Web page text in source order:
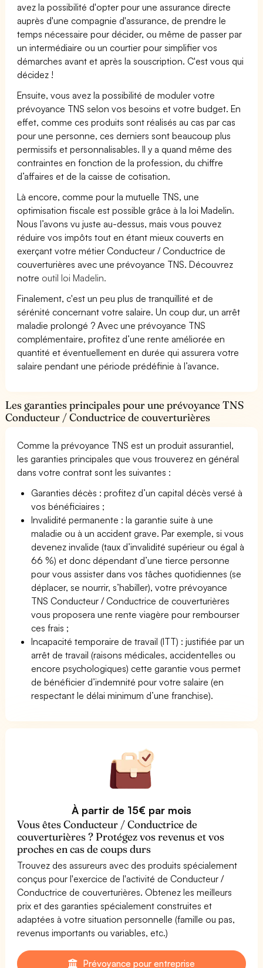
avez la possibilité d'opter pour une assurance directe
auprès d'une compagnie d'assurance, de prendre le
temps nécessaire pour décider, ou même de passer par
un intermédiaire ou un courtier pour simplifier vos
démarches avant et après la souscription. C'est vous qui
décidez !
Ensuite, vous avez la possibilité de moduler votre
prévoyance TNS selon vos besoins et votre budget. En
effet, comme ces produits sont réalisés au cas par cas
pour une personne, ces derniers sont beaucoup plus
permissifs et personnalisables. Il y a quand même des
contraintes en fonction de la profession, du chiffre
d’affaires et de la caisse de cotisation.
Là encore, comme pour la mutuelle TNS, une
optimisation fiscale est possible grâce à la loi Madelin.
Nous l’avons vu juste au-dessus, mais vous pouvez
réduire vos impôts tout en étant mieux couverts en
exerçant votre métier Conducteur / Conductrice de
couverturières avec une prévoyance TNS. Découvrez
notre outil loi Madelin.
Finalement, c'est un peu plus de tranquillité et de
sérénité concernant votre salaire. Un coup dur, un arrêt
maladie prolongé ? Avec une prévoyance TNS
complémentaire, profitez d’une rente améliorée en
quantité et éventuellement en durée qui assurera votre
salaire pendant une période prédéfinie à l’avance.
Les garanties principales pour une prévoyance TNS
Conducteur / Conductrice de couverturières
Comme la prévoyance TNS est un produit assurantiel,
les garanties principales que vous trouverez en général
dans votre contrat sont les suivantes :
Garanties décès : profitez d’un capital décès versé à
vos bénéficiaires ;
Invalidité permanente : la garantie suite à une
maladie ou à un accident grave. Par exemple, si vous
devenez invalide (taux d’invalidité supérieur ou égal à
66 %) et donc dépendant d’une tierce personne
pour vous assister dans vos tâches quotidiennes (se
déplacer, se nourrir, s’habiller), votre prévoyance
TNS Conducteur / Conductrice de couverturières
vous proposera une rente viagère pour rembourser
ces frais ;
Incapacité temporaire de travail (ITT) : justifiée par un
arrêt de travail (raisons médicales, accidentelles ou
encore psychologiques) cette garantie vous permet
de bénéficier d’indemnité pour votre salaire (en
respectant le délai minimum d’une franchise).
À partir de 15€ par mois
Vous êtes Conducteur / Conductrice de
couverturières ? Protégez vos revenus et vos
proches en cas de coups durs
Trouvez des assureurs avec des produits spécialement
conçus pour l'exercice de l'activité de Conducteur /
Conductrice de couverturières. Obtenez les meilleurs
prix et des garanties spécialement construites et
adaptées à votre situation personnelle (famille ou pas,
revenus importants ou variables, etc.)
Prévoyance pour entreprise